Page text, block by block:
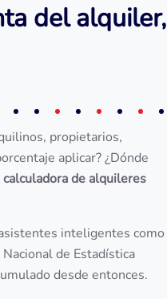
del alquiler,
propietarios,
aplicar? ¿Dónde
calculadora de alquileres
inteligentes como
de Estadística
desde entonces.